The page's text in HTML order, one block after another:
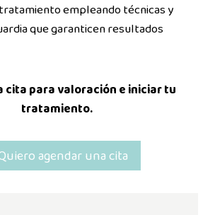
empleando técnicas y
que garanticen resultados
cita para valoración e iniciar tu
tratamiento.
agendar una cita